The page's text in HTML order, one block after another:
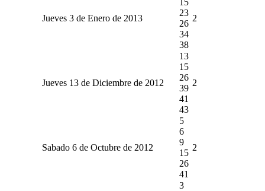
Jueves 3 de Enero de 2013
23
26
34
38
2
Jueves 13 de Diciembre de 2012
13
15
26
39
41
43
2
Sabado 6 de Octubre de 2012
5
6
9
15
26
41
2
3